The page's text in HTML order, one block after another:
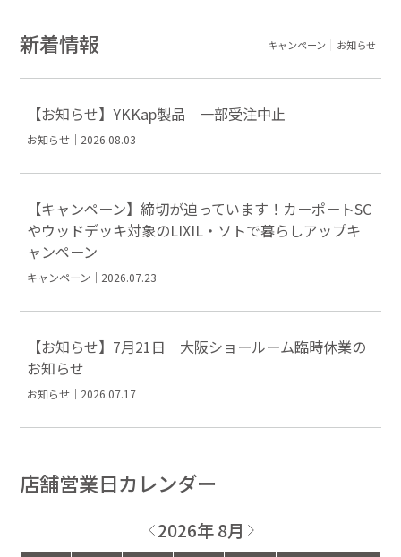
新着情報 キャンペーン お知らせ
【お知らせ】YKKap製品 一部受注中止
お知らせ｜2026.08.03
【キャンペーン】締切が迫っています！カーポートSC
やウッドデッキ対象のLIXIL・ソトで暮らしアップキ
ャンペーン
キャンペーン｜2026.07.23
【お知らせ】7月21日 大阪ショールーム臨時休業の
お知らせ
お知らせ｜2026.07.17
店舗営業日カレンダー
2026年 8月